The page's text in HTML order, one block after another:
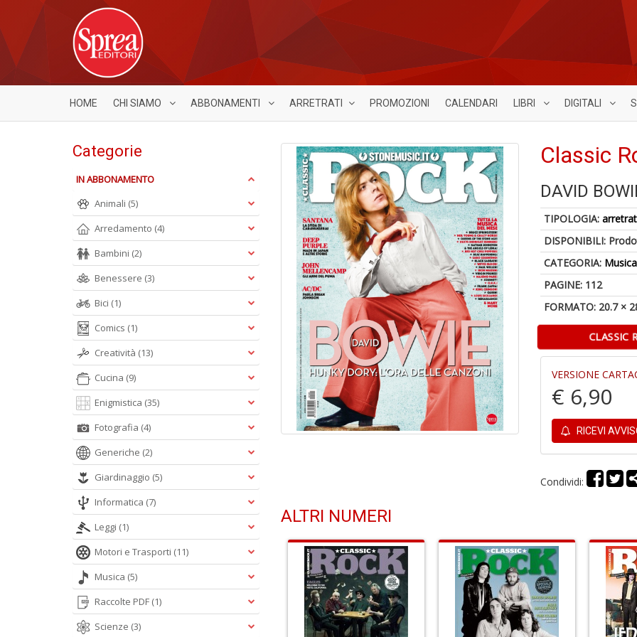
HOME CHI SIAMO ABBONAMENTI ARRETRATI PROMOZIONI CALENDARI LIBRI DIGITALI
Classic
DAVID
TIPOLOGIA:
DISPONIBILI:
CATEGORIA: Musica
PAGINE: 112
FORMATO: 20.7 ×
CLASSIC
VERSIONE
€ 6,90
RICEVI
Condividi:
ALTRI NUMERI
Categorie
IN ABBONAMENTO
Animali (5)
Arredamento (4)
Bambini (2)
Benessere (3)
Bici (1)
Comics (1)
Creatività (13)
Cucina (9)
Enigmistica (35)
Fotografia (4)
Generiche (2)
Giardinaggio (5)
Informatica (7)
Leggi (1)
Motori e Trasporti (11)
Musica (5)
Raccolte PDF (1)
Scienze (3)